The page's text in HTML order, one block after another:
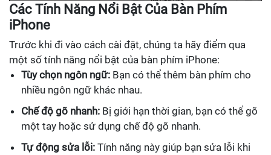
Các Tính Năng Nổi Bật Của Bàn Phím
iPhone
Trước khi đi vào cách cài đặt, chúng ta hãy điểm qua
một số tính năng nổi bật của bàn phím iPhone:
Tùy chọn ngôn ngữ: Bạn có thể thêm bàn phím cho
nhiều ngôn ngữ khác nhau.
Chế độ gõ nhanh: Bị giới hạn thời gian, bạn có thể gõ
một tay hoặc sử dụng chế độ gõ nhanh.
Tự động sửa lỗi: Tính năng này giúp bạn sửa lỗi khi